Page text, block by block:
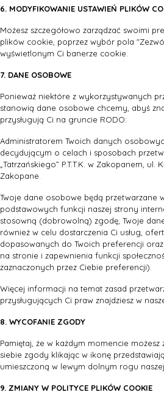
6. MODYFIKOWANIE USTAWIEŃ PLIKÓW
Możesz szczegółowo zarządzać swoimi
plików cookie, poprzez wybór pola
wyświetlonym Ci banerze cookie.
7. DANE OSOBOWE
Ponieważ niektóre z wykorzystywanych
stanowią dane osobowe chcemy, abyś
przysługują Ci na gruncie RODO:
Administratorem Twoich danych
decydującym o celach i sposobach
„Tatrzańskiego” P.T.T.K. w Zakopanem, ul.
Zakopane.
Twoje dane osobowe będą przetwarzane
podstawowych funkcji naszej strony
stosowną (dobrowolną) zgodę, Twoje
również w celu dostarczenia Ci usług,
dopasowanych do Twoich preferencji
na stronie i zapewnienia funkcji
zaznaczonych przez Ciebie preferencji).
Więcej informacji na temat zasad
przysługujących Ci praw znajdziesz w
8. WYCOFANIE ZGODY
Pamiętaj, że w każdym momencie
siebie zgody klikając w ikonę
umieszczoną w lewym dolnym rogu
9. ZMIANY W POLITYCE PLIKÓW COOKIE